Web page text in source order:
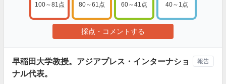
100～81点 80～61点 60～41点 40～1点
採点・コメントする
早稲田大学教授。アジアプレス・インターナショ
ナル代表。
報告